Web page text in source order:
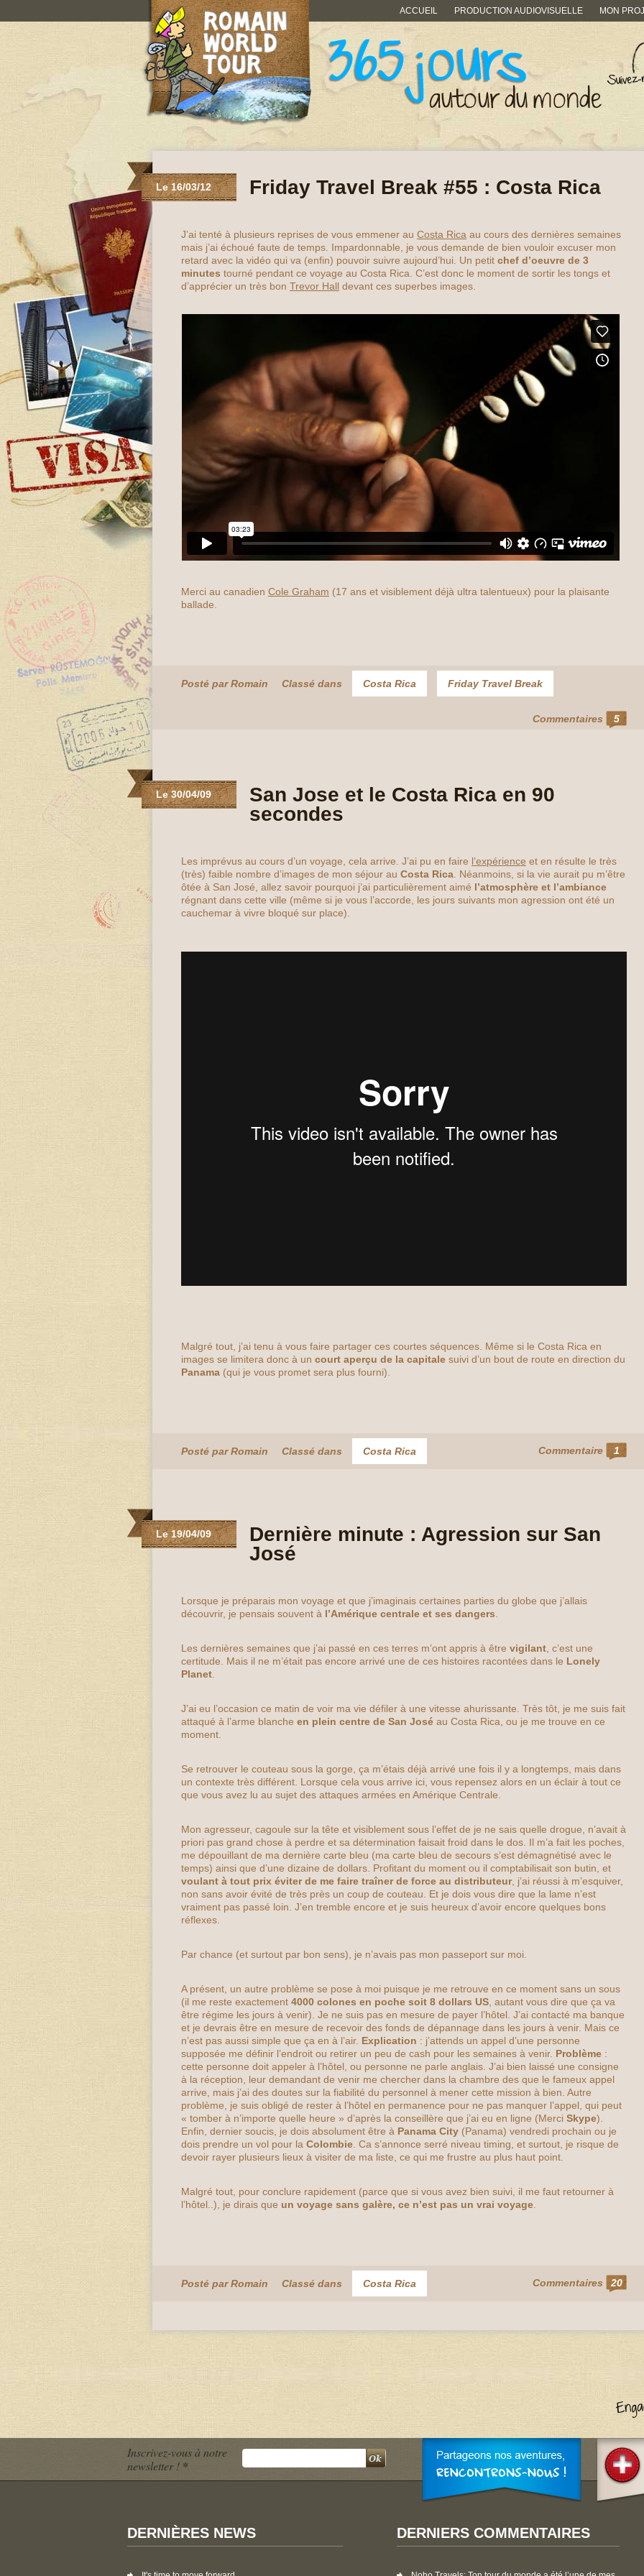
ACCUEIL PRODUCTION AUDIOVISUELLE MON
Le 16/03/12 Friday Travel Break #55 : Costa Rica
J’ai tenté à plusieurs reprises de vous emmener au Costa Rica au cours des dernières semaines
mais j’ai échoué faute de temps. Impardonnable, je vous demande de bien vouloir excuser mon
retard avec la vidéo qui va (enfin) pouvoir suivre aujourd’hui. Un petit chef d’oeuvre de 3
minutes tourné pendant ce voyage au Costa Rica. C’est donc le moment de sortir les tongs et
d’apprécier un très bon Trevor Hall devant ces superbes images.
Merci au canadien Cole Graham (17 ans et visiblement déjà ultra talentueux) pour la plaisante
ballade.
Posté par Romain Classé dans Costa Rica Friday Travel Break
Commentaires 5
Le 30/04/09
San Jose et le Costa Rica en 90
secondes
Les imprévus au cours d’un voyage, cela arrive. J’ai pu en faire l’expérience et en résulte le très
(très) faible nombre d’images de mon séjour au Costa Rica . Néanmoins, si la vie aurait pu m’être
ôtée à San José, allez savoir pourquoi j’ai particulièrement aimé l’atmosphère et l’ambiance
régnant dans cette ville (même si je vous l’accorde, les jours suivants mon agression ont été un
cauchemar à vivre bloqué sur place).
Malgré tout, j’ai tenu à vous faire partager ces courtes séquences. Même si le Costa Rica en
images se limitera donc à un court aperçu de la capitale suivi d’un bout de route en direction du
Panama (qui je vous promet sera plus fourni).
Posté par Romain Classé dans Costa Rica Commentaire 1
Le 19/04/09
Dernière minute : Agression sur San
José
Lorsque je préparais mon voyage et que j’imaginais certaines parties du globe que j’allais
découvrir, je pensais souvent à l’Amérique centrale et ses dangers
Les dernières semaines que j’ai passé en ces terres m’ont appris à être vigilant , c’est une
certitude. Mais il ne m’était pas encore arrivé une de ces histoires racontées dans le Lonely
Planet
J’ai eu l’occasion ce matin de voir ma vie défiler à une vitesse ahurissante. Très tôt, je me suis fait
attaqué à l’arme blanche en plein centre de San José au Costa Rica, ou je me trouve en ce
moment.
Se retrouver le couteau sous la gorge, ça m’étais déjà arrivé une fois il y a longtemps, mais dans
un contexte très différent. Lorsque cela vous arrive ici, vous repensez alors en un éclair à tout ce
que vous avez lu au sujet des attaques armées en Amérique Centrale.
Mon agresseur, cagoule sur la tête et visiblement sous l’effet de je ne sais quelle drogue, n’avait à
priori pas grand chose à perdre et sa détermination faisait froid dans le dos. Il m’a fait les poches,
me dépouillant de ma dernière carte bleu (ma carte bleu de secours s’est démagnétisé avec le
temps) ainsi que d’une dizaine de dollars. Profitant du moment ou il comptabilisait son butin, et
voulant à tout prix éviter de me faire traîner de force au distributeur, j’ai réussi à m’esquiver,
non sans avoir évité de très près un coup de couteau. Et je dois vous dire que la lame n’est
vraiment pas passé loin. J’en tremble encore et je suis heureux d’avoir encore quelques bons
réflexes.
Par chance (et surtout par bon sens), je n’avais pas mon passeport sur moi.
A présent, un autre problème se pose à moi puisque je me retrouve en ce moment sans un sous
(il me reste exactement 4000 colones en poche soit 8 dollars US , autant vous dire que ça va
être régime les jours à venir). Je ne suis pas en mesure de payer l’hôtel. J’ai contacté ma banque
et je devrais être en mesure de recevoir des fonds de dépannage dans les jours à venir. Mais ce
n’est pas aussi simple que ça en à l’air. Explication : j’attends un appel d’une personne
supposée me définir l’endroit ou retirer un peu de cash pour les semaines à venir. Problème :
cette personne doit appeler à l’hôtel, ou personne ne parle anglais. J’ai bien laissé une consigne
à la réception, leur demandant de venir me chercher dans la chambre des que le fameux appel
arrive, mais j’ai des doutes sur la fiabilité du personnel à mener cette mission à bien. Autre
problème, je suis obligé de rester à l’hôtel en permanence pour ne pas manquer l’appel, qui peut
« tomber à n’importe quelle heure » d’après la conseillère que j’ai eu en ligne (Merci Skype).
Enfin, dernier soucis, je dois absolument être à Panama City (Panama) vendredi prochain ou je
dois prendre un vol pour la Colombie . Ca s’annonce serré niveau timing, et surtout, je risque de
devoir rayer plusieurs lieux à visiter de ma liste, ce qui me frustre au plus haut point.
Malgré tout, pour conclure rapidement (parce que si vous avez bien suivi, il me faut retourner à
l’hôtel..), je dirais que un voyage sans galère, ce n’est pas un vrai voyage
Posté par Romain Classé dans Costa Rica Commentaires 20
Inscrivez-vous à notre
newsletter ! *
DERNIÈRES NEWS DERNIERS COMMENTAIRES